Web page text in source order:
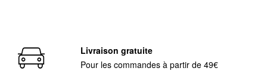
Livraison gratuite
Pour les commandes à partir de 49€